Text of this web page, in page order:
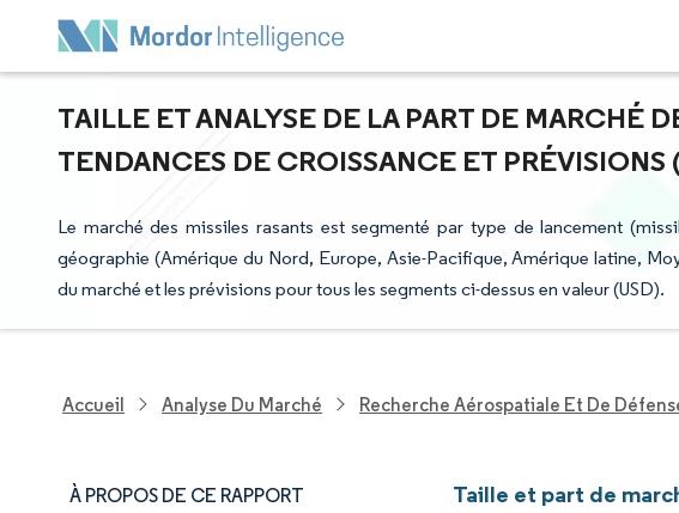
TAILLE ET ANALYSE DE LA PART DE MARCHÉ
TENDANCES DE CROISSANCE ET PRÉVISIONS
Le marché des missiles rasants est segmenté par type de lancement
géographie (Amérique du Nord, Europe, Asie-Pacifique, Amérique latine,
du marché et les prévisions pour tous les segments ci-dessus en valeur (USD).
Accueil Analyse Du Marché Recherche Aérospatiale Et De
À PROPOS DE CE RAPPORT Taille et part de